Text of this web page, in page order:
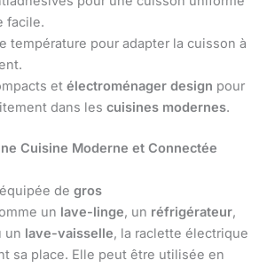
facile.
température pour adapter la cuisson à
et électroménager design pour
dans les cuisines modernes.
Cuisine Moderne et Connectée
de gros
un lave-linge, un réfrigérateur,
un lave-vaisselle, la raclette électrique
sa place. Elle peut être utilisée en